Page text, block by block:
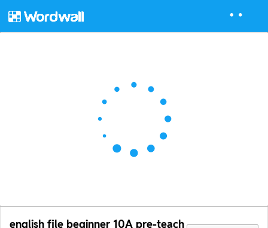
english file beginner 10A pre-teach